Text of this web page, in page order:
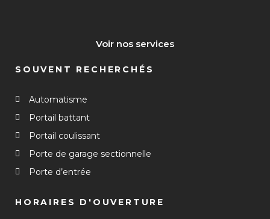
Voir nos services
SOUVENT RECHERCHÉS
Automatisme
Portail battant
Portail coulissant
Porte de garage sectionnelle
Porte d’entrée
HORAIRES D'OUVERTURE